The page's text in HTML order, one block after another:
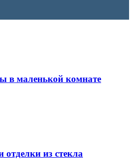
в маленькой комнате
отделки из стекла